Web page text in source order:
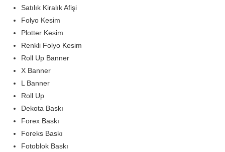
Satılık Kiralık Afişi
Folyo Kesim
Plotter Kesim
Renkli Folyo Kesim
Roll Up Banner
X Banner
L Banner
Roll Up
Dekota Baskı
Forex Baskı
Foreks Baskı
Fotoblok Baskı